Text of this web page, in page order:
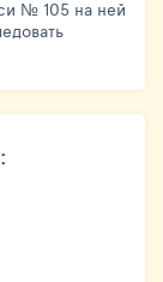
№ 105 на ней